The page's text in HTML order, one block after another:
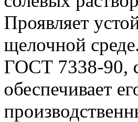
Проявляет
щелочной
ГОСТ 7338-90,
обеспечивает